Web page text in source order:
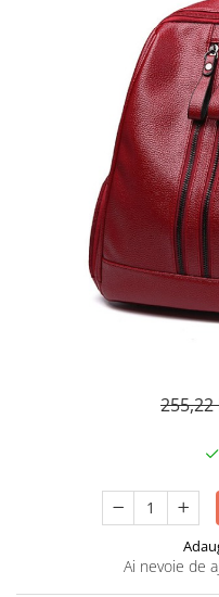
255,22
Ai nevoie de